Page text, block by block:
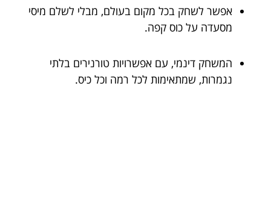
אפשר לשחק בכל מקום בעולם, מבלי לשלם מיסי
מסעדה על כוס קפה.
המשחק דינמי, עם אפשרויות טורנירים בלתי
נגמרות, שמתאימות לכל רמה וכל כיס.